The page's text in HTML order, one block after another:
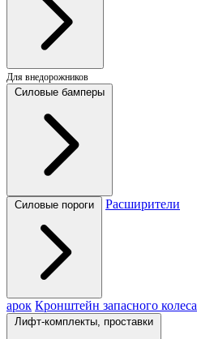
Для внедорожников
Силовые бамперы
Силовые пороги Расширители
арок Кронштейн запасного колеса
Лифт-комплекты, проставки